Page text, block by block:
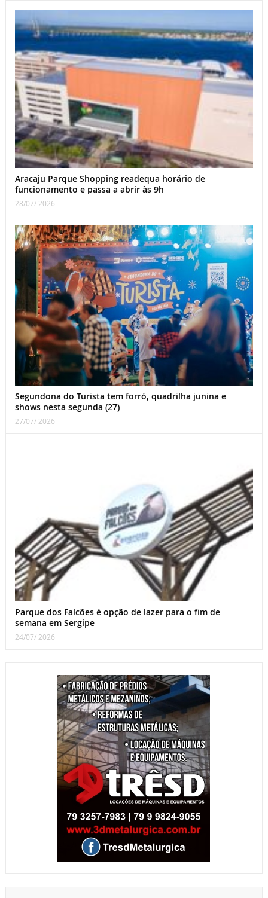
Aracaju Parque Shopping readequa horário de
funcionamento e passa a abrir às 9h
28/07/ 2026
Segundona do Turista tem forró, quadrilha junina e
shows nesta segunda (27)
27/07/ 2026
Parque dos Falcões é opção de lazer para o fim de
semana em Sergipe
24/07/ 2026